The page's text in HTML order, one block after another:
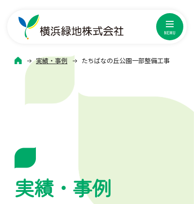
横浜緑地株式
NEMU
HOME実績・事例 たちばなの丘公園一部整備工事
実績・事例